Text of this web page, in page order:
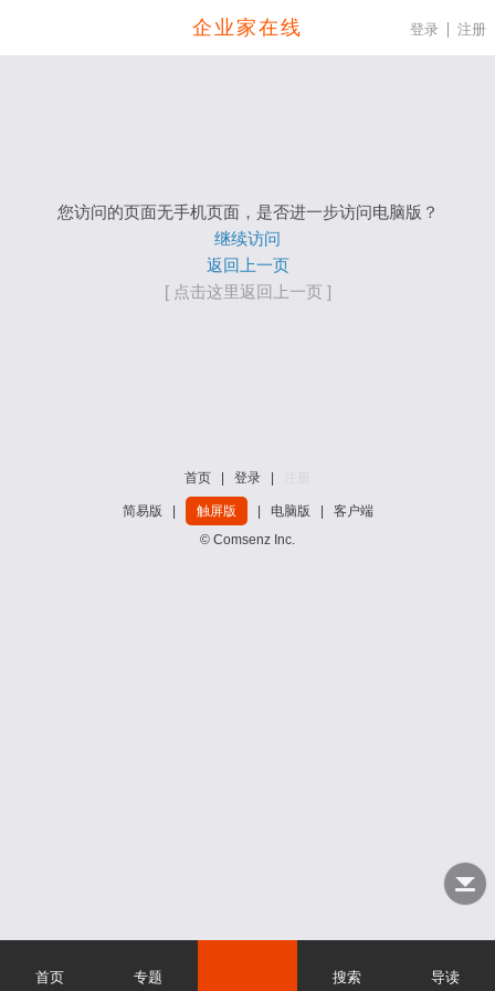
企业家在线 登录 注册
您访问的页面无手机页面，是否进一步访问电脑版？
继续访问
返回上一页
[ 点击这里返回上一页 ]
首页 登录
简易版 触屏版 电脑版
客户端
© Comsenz Inc.
首页 专题 搜索 导读